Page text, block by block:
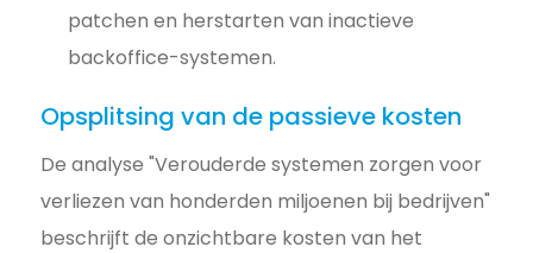
patchen en herstarten van inactieve
backoffice-systemen.
Opsplitsing van de passieve kosten
De analyse "Verouderde systemen zorgen voor
verliezen van honderden miljoenen bij bedrijven"
beschrijft de onzichtbare kosten van het